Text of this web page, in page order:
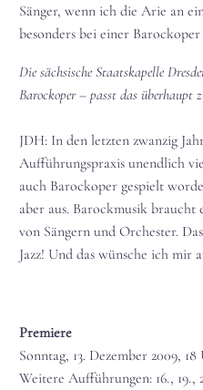
Sänger, wenn ich die Arie an
besonders bei einer
Die sächsische Staatskapelle
Barockoper – passt das überhaupt
JDH: In den letzten zwanzig
Aufführungspraxis unendlich
auch Barockoper gespielt
aber aus. Barockmusik
von Sängern und Orchester.
Jazz! Und das wünsche ich mir
Premiere
Sonntag, 13. Dezember 2009,
Weitere Aufführungen: 16., 19.,